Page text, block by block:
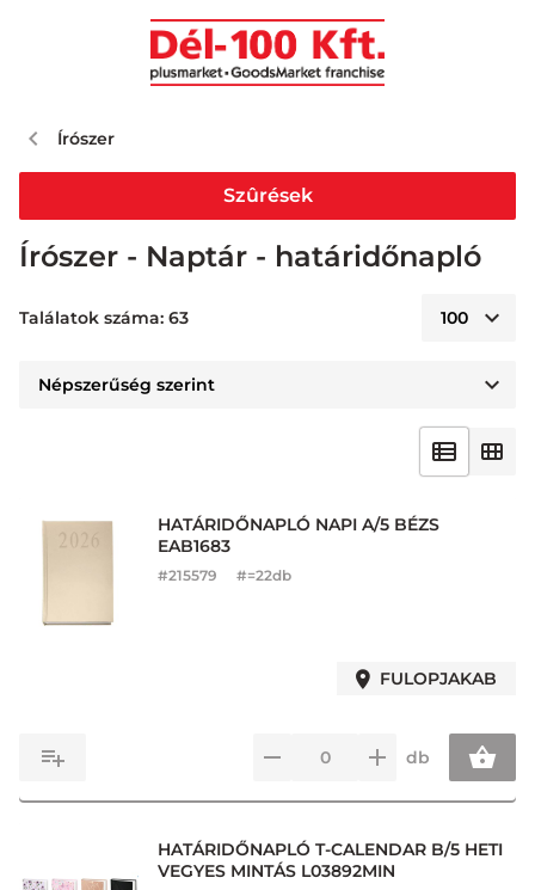
Írószer
Írószer - Naptár - határidőnapló
Találatok száma: 63
HATÁRIDŐNAPLÓ NAPI A/5 BÉZS
EAB1683
#215579 #=22db
FULOPJAKAB
db
HATÁRIDŐNAPLÓ T-CALENDAR B/5 HETI
VEGYES MINTÁS L03892MIN
Szûrések